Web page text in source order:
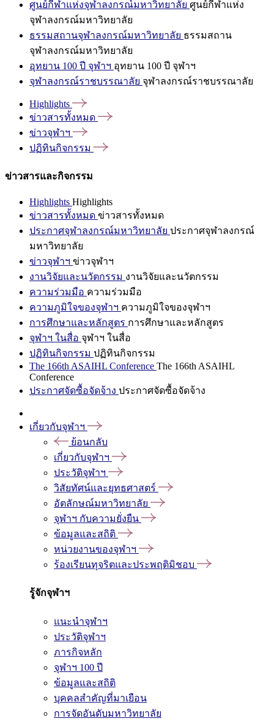
ศูนย์กีฬาแห่งจุฬาลงกรณ์มหาวิทยาลัย ศูนย์กีฬาแห่ง
จุฬาลงกรณ์มหาวิทยาลัย
ธรรมสถานจุฬาลงกรณ์มหาวิทยาลัย ธรรมสถาน
จุฬาลงกรณ์มหาวิทยาลัย
อุทยาน 100 ปี จุฬาฯ อุทยาน 100 ปี จุฬาฯ
จุฬาลงกรณ์ราชบรรณาลัย จุฬาลงกรณ์ราชบรรณาลัย
Highlights
ข่าวสารทั้งหมด
ข่าวจุฬาฯ
ปฏิทินกิจกรรม
ข่าวสารและกิจกรรม
Highlights Highlights
ข่าวสารทั้งหมด ข่าวสารทั้งหมด
ประกาศจุฬาลงกรณ์มหาวิทยาลัย ประกาศจุฬาลงกรณ์
มหาวิทยาลัย
ข่าวจุฬาฯ ข่าวจุฬาฯ
งานวิจัยและนวัตกรรม งานวิจัยและนวัตกรรม
ความร่วมมือ ความร่วมมือ
ความภูมิใจของจุฬาฯ ความภูมิใจของจุฬาฯ
การศึกษาและหลักสูตร การศึกษาและหลักสูตร
จุฬาฯ ในสื่อ จุฬาฯ ในสื่อ
ปฏิทินกิจกรรม ปฏิทินกิจกรรม
The 166th ASAIHL Conference The 166th ASAIHL
Conference
ประกาศจัดซื้อจัดจ้าง ประกาศจัดซื้อจัดจ้าง
เกี่ยวกับจุฬาฯ
ย้อนกลับ
เกี่ยวกับจุฬาฯ
ประวัติจุฬาฯ
วิสัยทัศน์และยุทธศาสตร์
อัตลักษณ์มหาวิทยาลัย
จุฬาฯ กับความยั่งยืน
ข้อมูลและสถิติ
หน่วยงานของจุฬาฯ
ร้องเรียนทุจริตและประพฤติมิชอบ
รู้จักจุฬาฯ
แนะนำจุฬาฯ
ประวัติจุฬาฯ
ภารกิจหลัก
จุฬาฯ 100 ปี
ข้อมูลและสถิติ
บุคคลสำคัญที่มาเยือน
การจัดอันดับมหาวิทยาลัย